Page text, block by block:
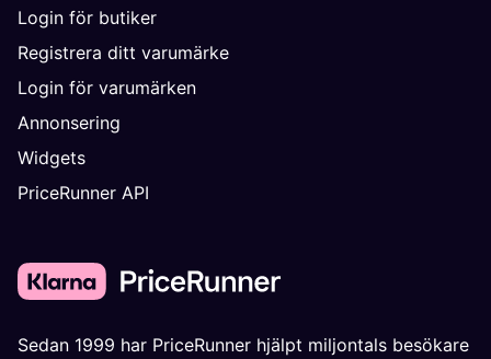
Login för butiker
Registrera ditt varumärke
Login för varumärken
Annonsering
Widgets
PriceRunner API
Sedan 1999 har PriceRunner hjälpt miljontals besökare